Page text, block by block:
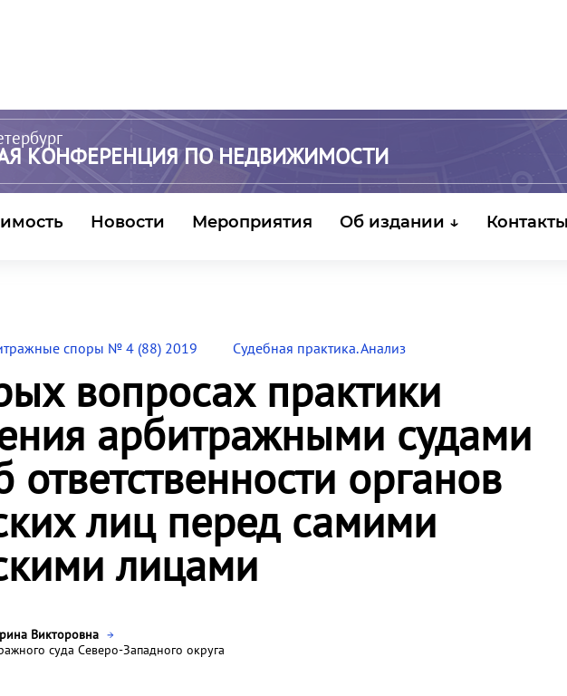
КОНФЕРЕНЦИЯ ПО НЕДВИЖИМОСТИ
Новости Мероприятия Об издании ↓ Контакты
споры № 4 (88) 2019 Судебная практика. Анализ
вопросах практики
арбитражными судами
ответственности органов
лиц перед самими
лицами
Викторовна
суда Северо-Западного округа